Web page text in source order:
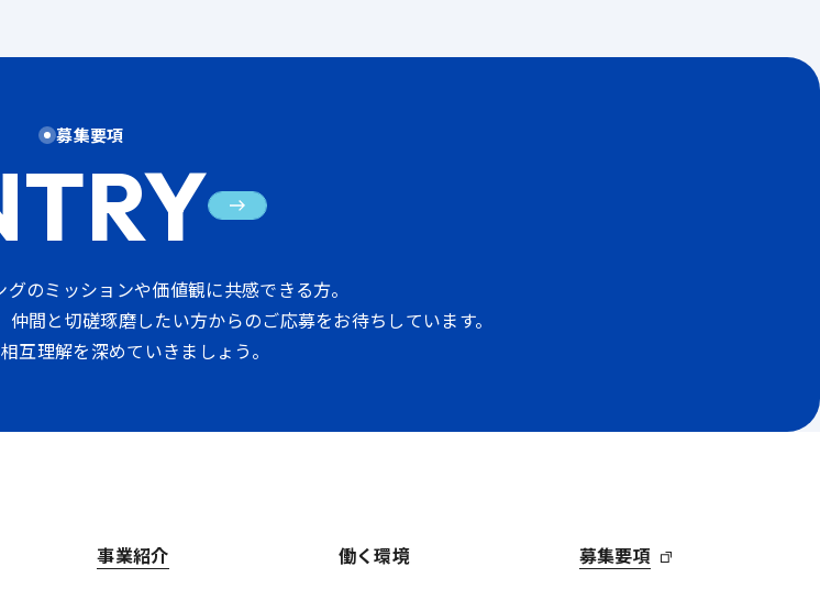
募集要項
のミッションや価値観に共感できる方。
間と切磋琢磨したい方からのご応募をお待ちしています。
互理解を深めていきましょう。
事業紹介 働く環境 募集要項